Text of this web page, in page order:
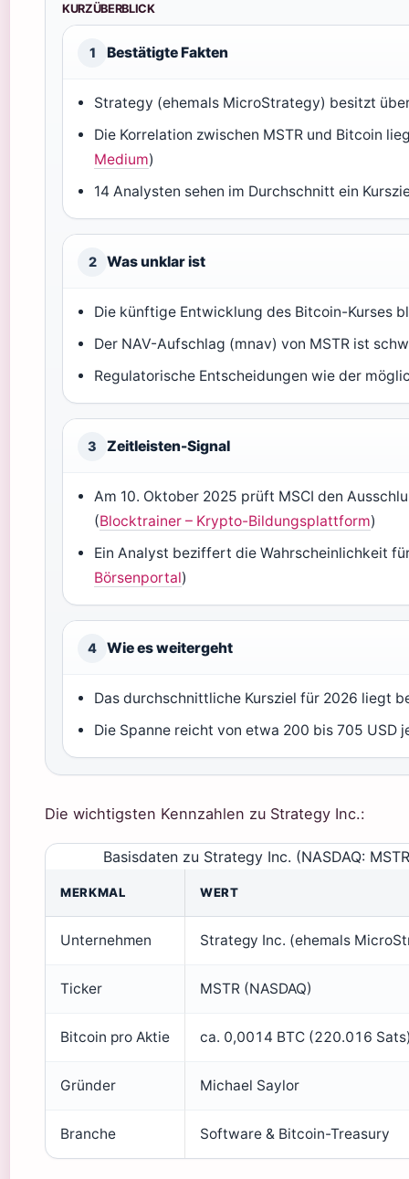
KURZÜBERBLICK
1 Bestätigte Fakten
Strategy (ehemals MicroStrategy) besitzt
Die Korrelation zwischen MSTR und Bitcoin
Medium)
14 Analysten sehen im Durchschnitt ein
2 Was unklar ist
Die künftige Entwicklung des Bitcoin-Kurses
Der NAV-Aufschlag (mnav) von MSTR ist
Regulatorische Entscheidungen wie der
3 Zeitleisten-Signal
Am 10. Oktober 2025 prüft MSCI den
(Blocktrainer – Krypto-Bildungsplattform)
Ein Analyst beziffert die Wahrscheinlichkeit
Börsenportal)
4 Wie es weitergeht
Das durchschnittliche Kursziel für 2026 liegt
Die Spanne reicht von etwa 200 bis 705 USD
Die wichtigsten Kennzahlen zu Strategy Inc.:
Basisdaten zu Strategy Inc. (NASDAQ:
MERKMAL WERT
Unternehmen Strategy Inc. (ehemals
Ticker MSTR (NASDAQ)
Bitcoin pro Aktie ca. 0,0014 BTC (220.016
Gründer Michael Saylor
Branche Software & Bitcoin-Treasury